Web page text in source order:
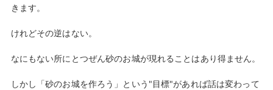
きます。
けれどその逆はない。
なにもない所にとつぜん砂のお城が現れることはあり得ません。
しかし「砂のお城を作ろう」という"目標"があれば話は変わって